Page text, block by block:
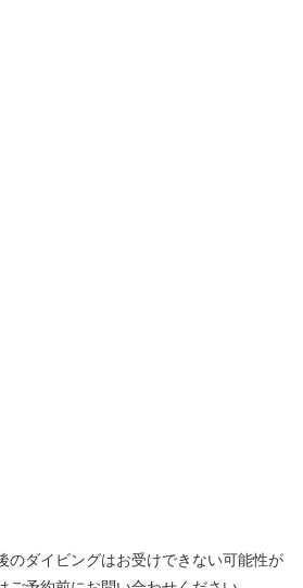
のダイビングはお受けできない可能性が